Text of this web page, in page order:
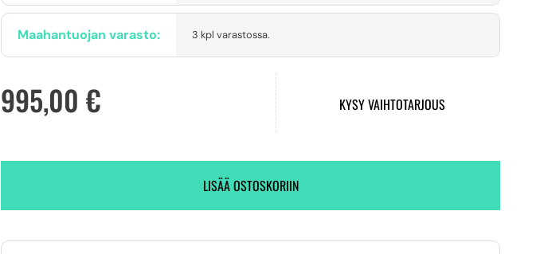
Maahantuojan varasto: 3 kpl varastossa.
995,00 € KYSY VAIHTOTARJOUS
LISÄÄ OSTOSKORIIN